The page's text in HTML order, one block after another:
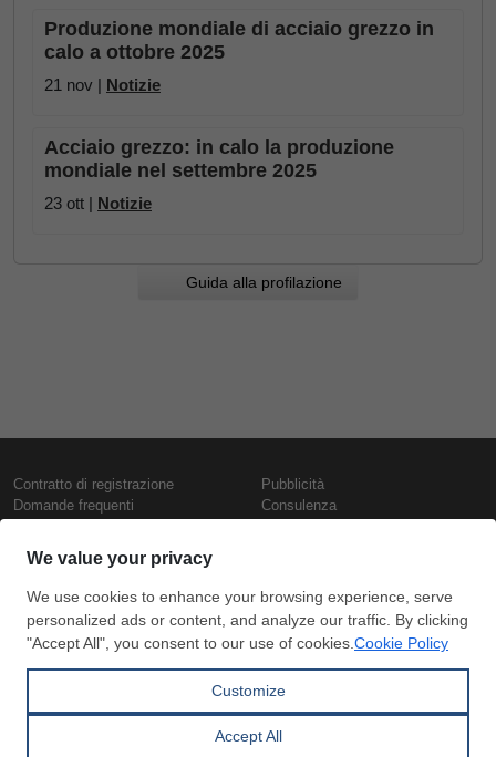
Produzione mondiale di acciaio grezzo in
calo a ottobre 2025
21 nov | Notizie
Acciaio grezzo: in calo la produzione
mondiale nel settembre 2025
23 ott | Notizie
Guida alla profilazione
Contratto di registrazione
Domande frequenti
Contattaci
Termini di utilizzo
Pubblicità
Consulenza
Prezzi e indici
Prezzi giornalieri rottame
Marketplace Inc.
Tutti i diritti riservati